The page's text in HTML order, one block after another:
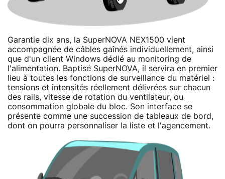
Garantie dix ans, la SuperNOVA NEX1500 vient
accompagnée de câbles gaînés individuellement, ainsi
que d'un client Windows dédié au monitoring de
l'alimentation. Baptisé SuperNOVA, il servira en premier
lieu à toutes les fonctions de surveillance du matériel :
tensions et intensités réellement délivrées sur chacun
des rails, vitesse de rotation du ventilateur, ou
consommation globale du bloc. Son interface se
présente comme une succession de tableaux de bord,
dont on pourra personnaliser la liste et l'agencement.